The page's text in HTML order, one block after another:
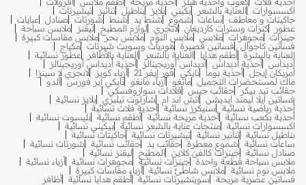
اكسسوارات
العناية بالشعر بكيني بلايز بناطيل تنانير
تيشيرتات
جاكيتات و معاطف
ساعات شموع شنط يد شنط شورتات صنادل
عبايات
عطور
كنزات وسترات كارديغان لانجري لوازم المطبخ ليقنز
ملابس سباحة
جينزات مجوهرات ملابس ملابس النوم ملابس بحر ملابس مقاسات كبيرة
فساتين كاجوال
فساتين قصيرة هوديات وسويت شيرتات مكياج
العناية بالبشرة أطقم هدايا العناية بالشعر العناية بالأظافر
عطور نسائية
أديداس أحذية أديداس أديداس أوريجينالز
أحذية أديداس أوريجينالز
أمريكان إيجل أحذية بوما نايكي فور إيفر 21 أزياء كويز
لانجري لا سينزا
ماك لمستحضرات التجميل مانغو أزياء مانغو نايكي اير فورس ألدو
حقائب تيد بيكر
حقائب جيس
قلادات سواروفسكي
فساتين ايلا ليمتد ايديشن
اتش اند ام شارلوت تيلبري بلايز نسائية
أحذية رياضية نسائية
سنيكرز نسائية أحذية فلات نسائية
أحذية بكعب نسائية أحذية مريحة نسائية أطقم نسائية بليسوت نسائية
اكسسوارات نسائية منتجات عناية بالشعر نسائية بيكيني نسائية
بناطيل نسائية تنانير نسائية تيشيرتات نسائية جاكيتات نسائية
ساعات نسائية
شموع معطرة حقائب يد حقائب نسائية
شورتات نسائية
صنادل نسائية جينزات كالفن كلاين المطبخ
ليقنز نسائية
ملابس سباحة قطعة واحدة جينزات نسائية مجوهرات نسائية أزياء نسائية
ملابس نوم نسائية ملابس شاطئ نسائية أزياء مقاسات كبيرة
فساتين عصرية مريحة
سويتشيرتات نسائية أطقم هدايا نسائية أظافر